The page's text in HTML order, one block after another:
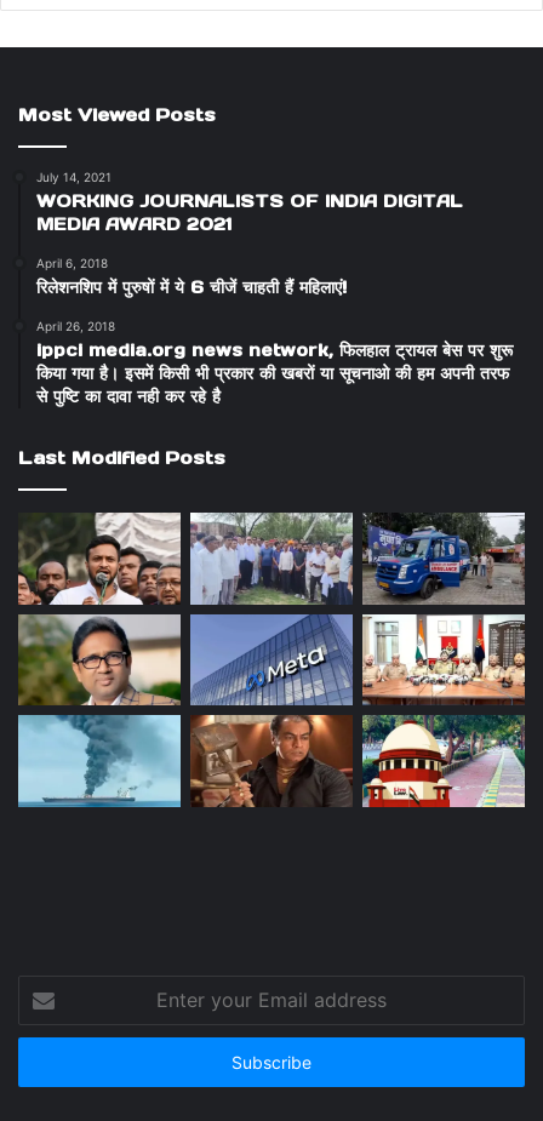
Most Viewed Posts
July 14, 2021
WORKING JOURNALISTS OF INDIA DIGITAL
MEDIA AWARD 2021
April 6, 2018
रिलेशनशिप में पुरुषों में ये 6 चीजें चाहती हैं महिलाएं!
April 26, 2018
ippci media.org news network, फिलहाल ट्रायल बेस पर शुरू
किया गया है। इसमें किसी भी प्रकार की खबरों या सूचनाओ की हम अपनी तरफ
से पुष्टि का दावा नही कर रहे है
Last Modified Posts
your
Email